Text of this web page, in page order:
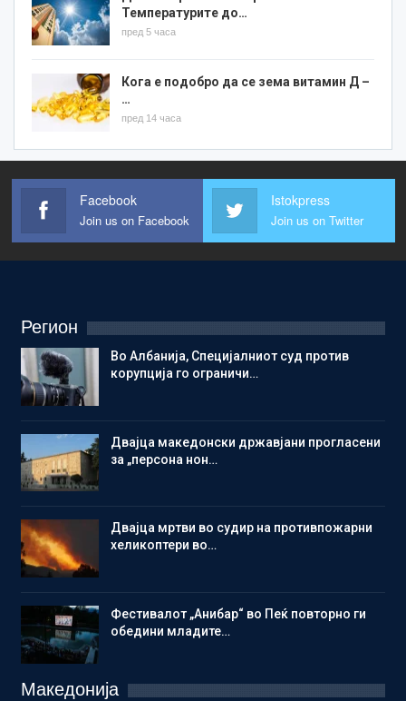
Температурите до…
пред 5 часа
Кога е подобро да се зема витамин Д –
…
пред 14 часа
Facebook
Join us on Facebook
Istokpress
Join us on Twitter
Регион
Во Албанија, Специјалниот суд против
корупција го ограничи…
Двајца македонски државјани прогласени
за „персона нон…
Двајца мртви во судир на противпожарни
хеликоптери во…
Фестивалот „Анибар“ во Пеќ повторно ги
обедини младите…
Македонија